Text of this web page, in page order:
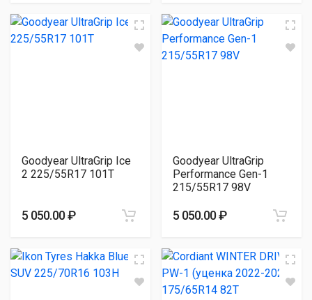
Goodyear UltraGrip Ice
2 225/55R17 101T
5 050.00 ₽
Goodyear UltraGrip
Performance Gen-1
215/55R17 98V
5 050.00 ₽